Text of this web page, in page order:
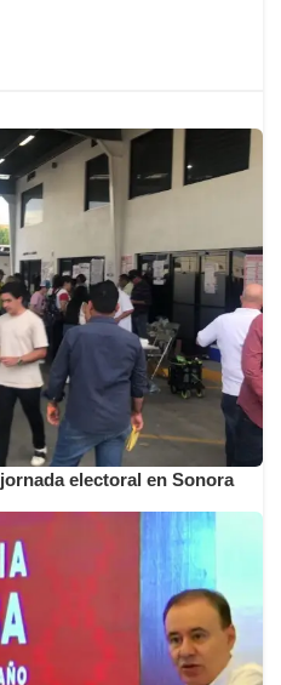
electoral en Sonora